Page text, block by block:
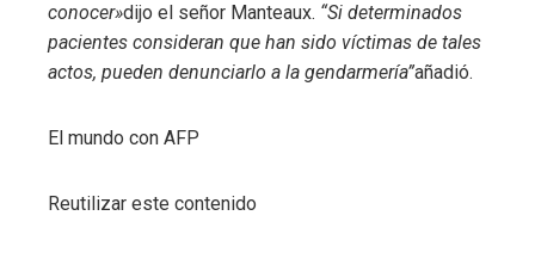
conocer»dijo el señor Manteaux. “Si determinados
pacientes consideran que han sido víctimas de tales
actos, pueden denunciarlo a la gendarmería”añadió.
El mundo con AFP
Reutilizar este contenido